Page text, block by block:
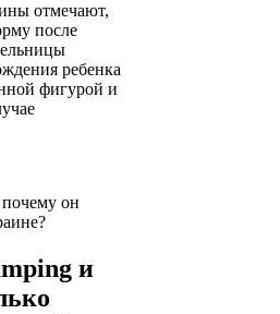
отмечают,
после
ребенка
фигурой и
и